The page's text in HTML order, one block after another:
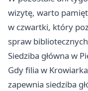
wizytę, warto
w czwartki, który
spraw
Siedziba główna w
Gdy filia w
zapewnia siedziba